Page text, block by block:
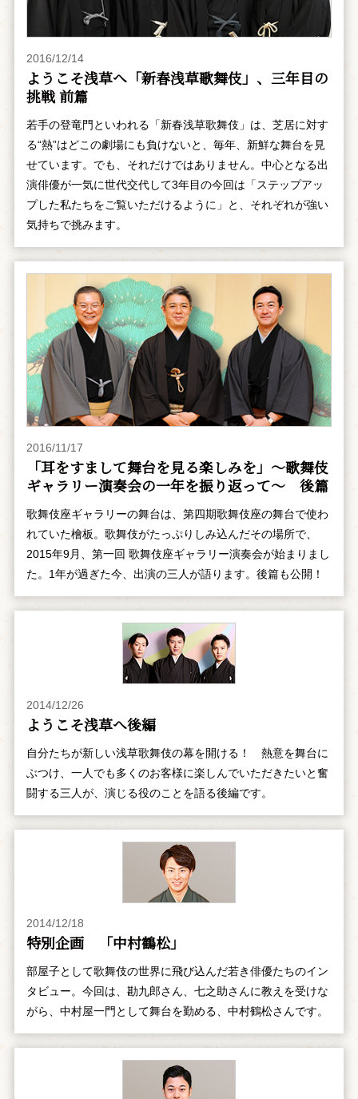
2016/12/14
ようこそ浅草へ「新春浅草歌舞伎」、三年目の
挑戦 前篇
若手の登竜門といわれる「新春浅草歌舞伎」は、芝居に対す
る“熱”はどこの劇場にも負けないと、毎年、新鮮な舞台を見
せています。でも、それだけではありません。中心となる出
演俳優が一気に世代交代して3年目の今回は「ステップアッ
プした私たちをご覧いただけるように」と、それぞれが強い
気持ちで挑みます。
2016/11/17
「耳をすまして舞台を見る楽しみを」～歌舞伎
ギャラリー演奏会の一年を振り返って～ 後篇
歌舞伎座ギャラリーの舞台は、第四期歌舞伎座の舞台で使わ
れていた檜板。歌舞伎がたっぷりしみ込んだその場所で、
2015年9月、第一回 歌舞伎座ギャラリー演奏会が始まりまし
た。1年が過ぎた今、出演の三人が語ります。後篇も公開！
2014/12/26
ようこそ浅草へ――後編
自分たちが新しい浅草歌舞伎の幕を開ける！ 熱意を舞台に
ぶつけ、一人でも多くのお客様に楽しんでいただきたいと奮
闘する三人が、演じる役のことを語る後編です。
2014/12/18
特別企画 「中村鶴松」
部屋子として歌舞伎の世界に飛び込んだ若き俳優たちのイン
タビュー。今回は、勘九郎さん、七之助さんに教えを受けな
がら、中村屋一門として舞台を勤める、中村鶴松さんです。